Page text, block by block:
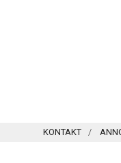
KONTAKT